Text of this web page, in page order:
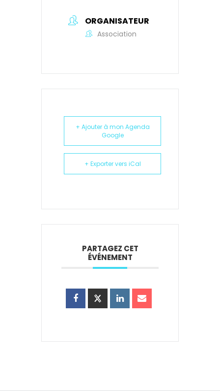
ORGANISATEUR
Association
+ Ajouter à mon Agenda
Google
+ Exporter vers iCal
PARTAGEZ CET
ÉVÉNEMENT